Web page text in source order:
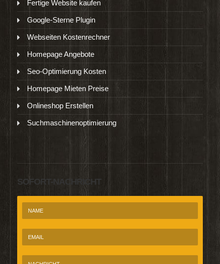
Fertige Website kaufen
Google-Sterne Plugin
Webseiten Kostenrechner
Homepage Angebote
Seo-Optimierung Kosten
Homepage Mieten Preise
Onlineshop Erstellen
Suchmaschinenoptimierung
SOFORT-NACHRICHT